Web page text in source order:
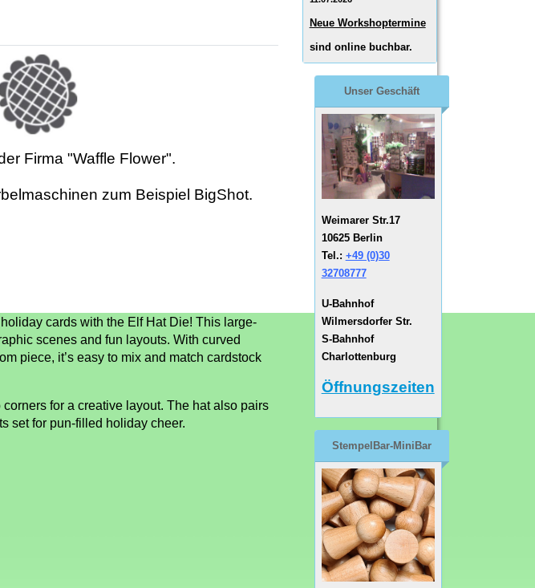
Firma "Waffle Flower".
zum Beispiel BigShot.
cards with the Elf Hat Die! This large-
scenes and fun layouts. With curved
piece, it’s easy to mix and match cardstock
for a creative layout. The hat also pairs
set for pun-filled holiday cheer.
Neue Workshoptermine
sind online buchbar.
Unser Geschäft
Weimarer Str.17
10625 Berlin
Tel.: +49 (0)30
32708777
U-Bahnhof
Wilmersdorfer Str.
S-Bahnhof
Charlottenburg
Öffnungszeiten
StempelBar-MiniBar